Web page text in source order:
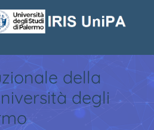
della
degli